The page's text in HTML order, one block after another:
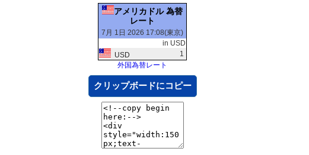
アメリカドル 為替
レート
7月 1日 2026 17:08(東京)
in USD
USD
1
外国為替レート
クリップボードにコピー